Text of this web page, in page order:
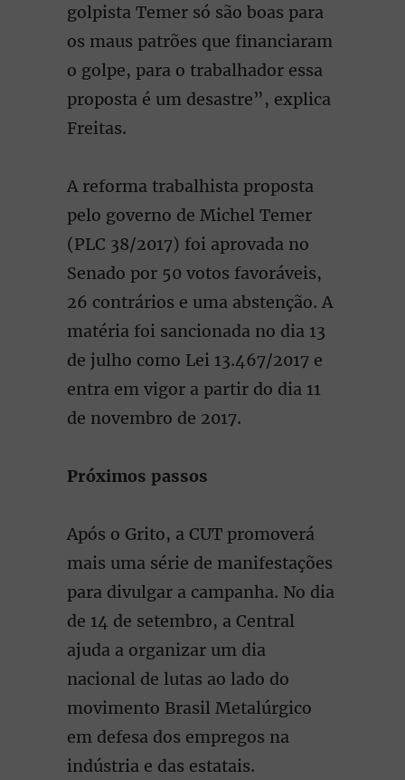
golpista Temer só são boas para
os maus patrões que financiaram
o golpe, para o trabalhador essa
proposta é um desastre”, explica
Freitas.
A reforma trabalhista proposta
pelo governo de Michel Temer
(PLC 38/2017) foi aprovada no
Senado por 50 votos favoráveis,
26 contrários e uma abstenção. A
matéria foi sancionada no dia 13
de julho como Lei 13.467/2017 e
entra em vigor a partir do dia 11
de novembro de 2017.
Próximos passos
Após o Grito, a CUT promoverá
mais uma série de manifestações
para divulgar a campanha. No dia
de 14 de setembro, a Central
ajuda a organizar um dia
nacional de lutas ao lado do
movimento Brasil Metalúrgico
em defesa dos empregos na
indústria e das estatais.